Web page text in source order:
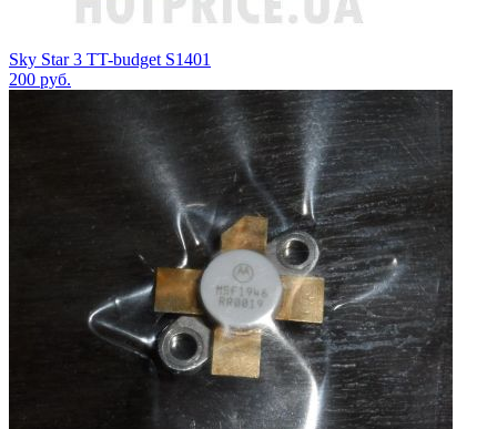
Sky Star 3 TT-budget S1401
200 руб.